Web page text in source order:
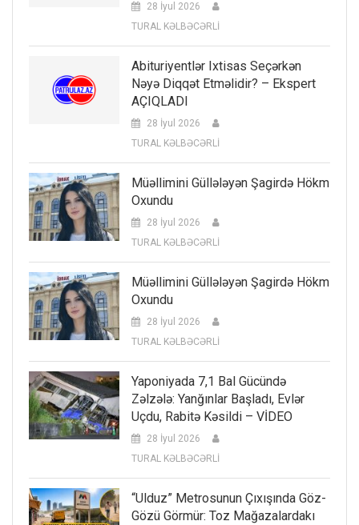
28 İyul 2026
TURAL KƏLBƏCƏRLİ
Abituriyentlər Ixtisas Seçərkən
Nəyə Diqqət Etməlidir? – Ekspert
AÇIQLADI
28 İyul 2026
TURAL KƏLBƏCƏRLİ
Müəllimini Güllələyən Şagirdə Hökm
Oxundu
28 İyul 2026
TURAL KƏLBƏCƏRLİ
Müəllimini Güllələyən Şagirdə Hökm
Oxundu
28 İyul 2026
TURAL KƏLBƏCƏRLİ
Yaponiyada 7,1 Bal Gücündə
Zəlzələ: Yanğınlar Başladı, Evlər
Uçdu, Rabitə Kəsildi – VİDEO
28 İyul 2026
TURAL KƏLBƏCƏRLİ
“Ulduz” Metrosunun Çıxışında Göz-
Gözü Görmür: Toz Mağazalardakı